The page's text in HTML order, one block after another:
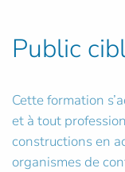
Public
Cette formation
et à tout
constructions en
organismes de